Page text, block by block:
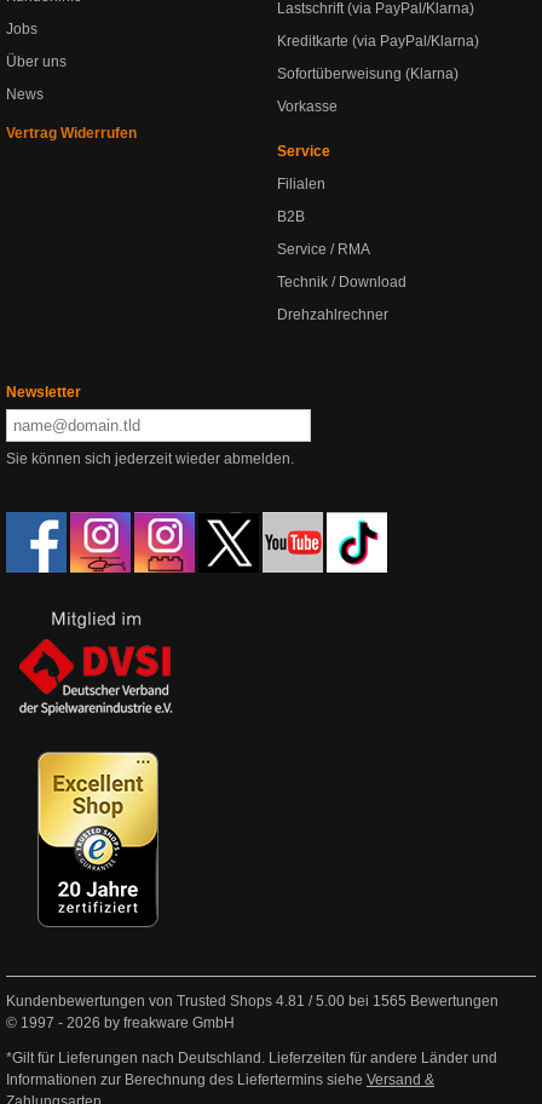
Jobs
Über uns
News
Vertrag Widerrufen
Lastschrift (via PayPal/Klarna)
Kreditkarte (via PayPal/Klarna)
Sofortüberweisung (Klarna)
Vorkasse
Service
Filialen
B2B
Service / RMA
Technik / Download
Drehzahlrechner
Newsletter
Sie können sich jederzeit wieder abmelden.
Kundenbewertungen von Trusted Shops 4.81 /5.00 bei 1565 Bewertungen
© 1997 - 2026 by freakware GmbH
*Gilt für Lieferungen nach Deutschland. Lieferzeiten für andere Länder und
Informationen zur Berechnung des Liefertermins siehe Versand &